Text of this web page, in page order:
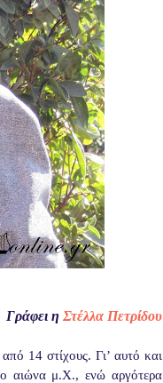
Γράφει η Στέλλα Πετρίδου
14 στίχους. Γι’ αυτό και
αιώνα μ.Χ., ενώ αργότερα